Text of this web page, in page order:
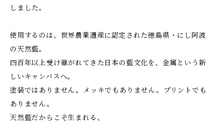
しました。
使用するのは、世界農業遺産に認定された徳島県・にし阿波
の天然藍。
四百年以上受け継がれてきた日本の藍文化を、金属という新
しいキャンバスへ。
塗装ではありません。メッキでもありません。プリントでも
ありません。
天然藍だからこそ生まれる、